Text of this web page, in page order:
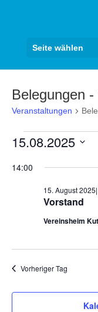
Seite wählen
Belegungen
Veranstaltungen
15.
August
2025
15.08.2025
14:00
Vorstand
15. August
Vereinsheim
Vorheriger Tag